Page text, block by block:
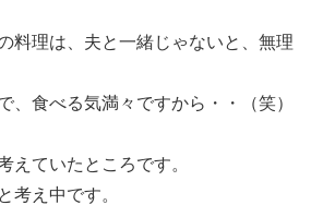
料理は、夫と一緒じゃないと、無理
、食べる気満々ですから・・（笑）
えていたところです。
考え中です。